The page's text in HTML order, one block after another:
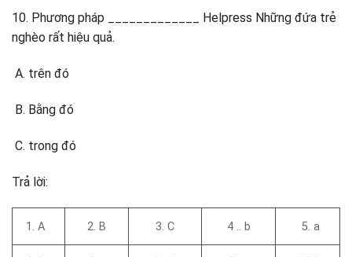
10. Phương pháp _____________ Helpress Những đứa trẻ
nghèo rất hiệu quả.
trên đó
Bằng đó
trong đó
Trả lời:
1. A 2. B 3. C 4 .. b 5. a